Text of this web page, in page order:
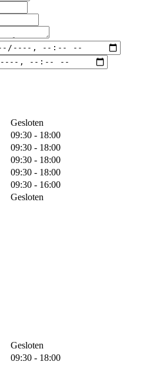
Gesloten
09:30 - 18:00
09:30 - 18:00
09:30 - 18:00
09:30 - 18:00
09:30 - 16:00
Gesloten
Gesloten
09:30 - 18:00